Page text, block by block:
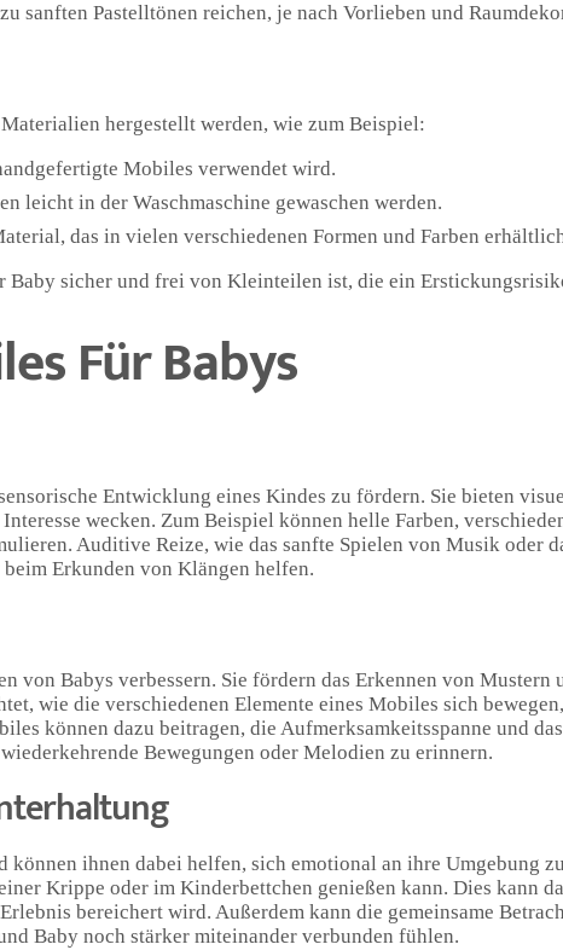
sanften Pastelltönen reichen, je nach Vorlieben und
hergestellt werden, wie zum Beispiel:
Mobiles verwendet wird.
leicht in der Waschmaschine gewaschen werden.
das in vielen verschiedenen Formen und Farben
sicher und frei von Kleinteilen ist, die ein
Für Babys
Entwicklung eines Kindes zu fördern. Sie bieten
wecken. Zum Beispiel können helle Farben,
Auditive Reize, wie das sanfte Spielen von Musik oder
Erkunden von Klängen helfen.
von Babys verbessern. Sie fördern das Erkennen von Mustern
wie die verschiedenen Elemente eines Mobiles sich
können dazu beitragen, die Aufmerksamkeitsspanne und
Bewegungen oder Melodien zu erinnern.
ihnen dabei helfen, sich emotional an ihre Umgebung
Krippe oder im Kinderbettchen genießen kann. Dies kann
bereichert wird. Außerdem kann die gemeinsame
Baby noch stärker miteinander verbunden fühlen.